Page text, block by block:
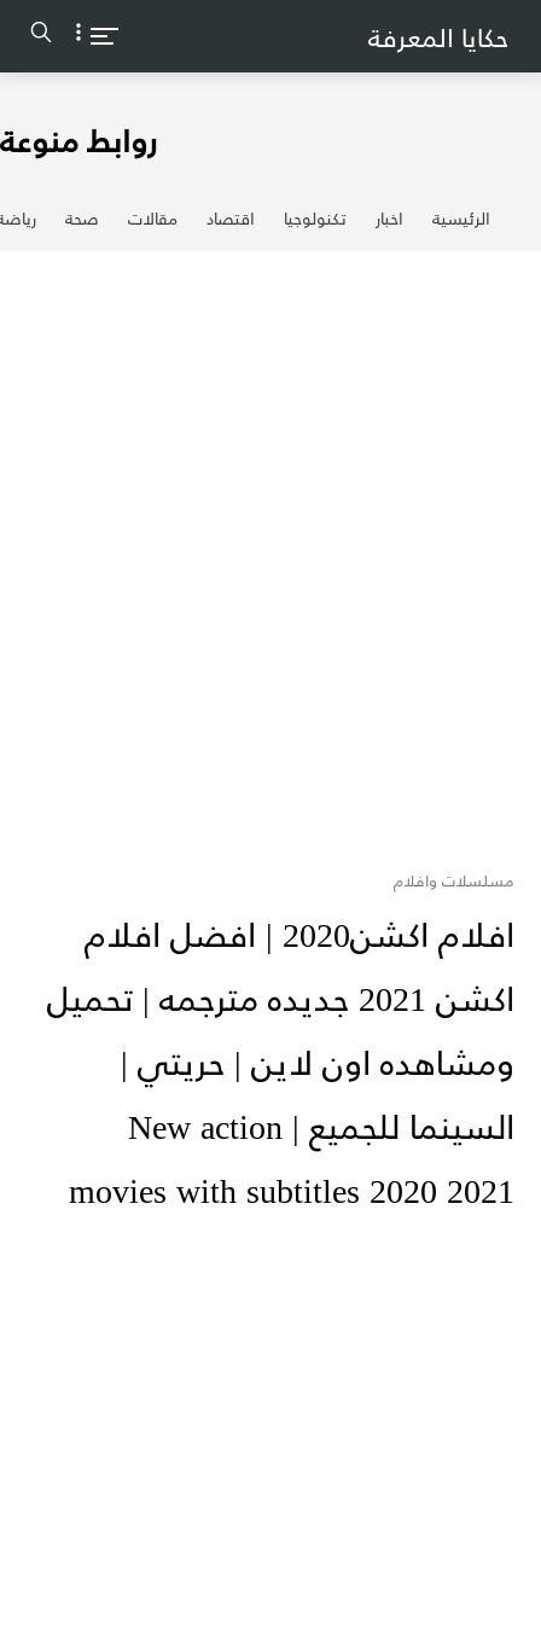
حكايا المعرفة
روابط منوعة
الرئيسية اخبار تكنولوجيا اقتصاد مقالات صحة
مسلسلات وافلام
افلام اكشن2020 | افضل افلام
اكشن 2021 جديده مترجمه | تحميل
ومشاهده اون لاين | حريتي |
السينما للجميع | New action
movies with subtitles 2020 2021